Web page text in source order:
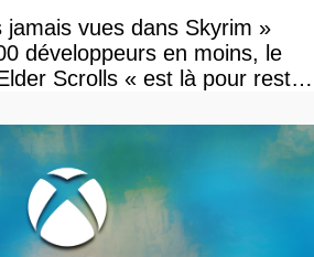
jamais vues dans Skyrim »
développeurs en moins, le
Scrolls « est là pour rester